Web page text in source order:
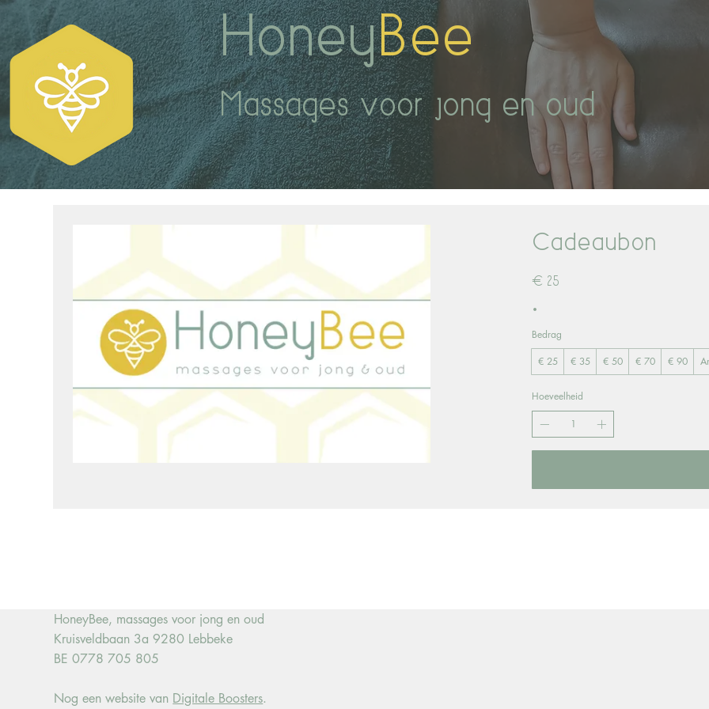
Massages voor jong en oud
HoneyBee
Cadeaubon
€ 25
Bedrag
€ 25
€ 35 € 50 € 70 € 90
Hoeveelheid
HoneyBee, massages voor jong en oud
Kruisveldbaan 3a 9280 Lebbeke
BE 0778 705 805
Nog een website van Digitale Boosters.